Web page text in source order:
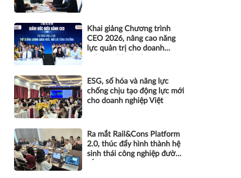
Khai giảng Chương trình
CEO 2026, nâng cao năng
lực quản trị cho doanh
ESG, số hóa và năng lực
chống chịu tạo động lực mới
cho doanh nghiệp Việt
Ra mắt Rail&Cons Platform
2.0, thúc đẩy hình thành hệ
sinh thái công nghiệp đường